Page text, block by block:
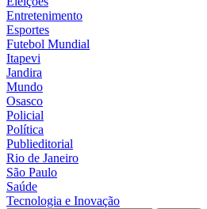
Entretenimento
Esportes
Futebol Mundial
Itapevi
Jandira
Mundo
Osasco
Policial
Política
Publieditorial
Rio de Janeiro
São Paulo
Saúde
Tecnologia e Inovação